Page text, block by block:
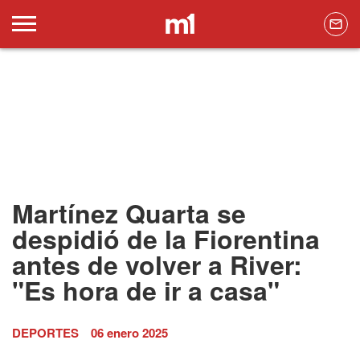
Martínez Quarta se
despidió de la Fiorentina
antes de volver a River:
"Es hora de ir a casa"
DEPORTES 06 enero 2025